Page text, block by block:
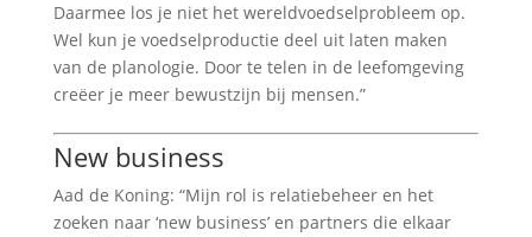
Daarmee los je niet het wereldvoedselprobleem op.
Wel kun je voedselproductie deel uit laten maken
van de planologie. Door te telen in de leefomgeving
creëer je meer bewustzijn bij mensen.”
New business
Aad de Koning: “Mijn rol is relatiebeheer en het
zoeken naar ‘new business’ en partners die elkaar